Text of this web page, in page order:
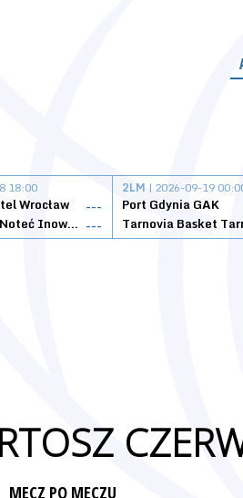
18:00
Wrocław
---
KSK Qemetica Noteć Inowrocław ---
2LM | 2026-09-19
Port Gdynia GAK
MECZ PO MECZU